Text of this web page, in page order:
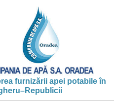
furnizării apei potabile în